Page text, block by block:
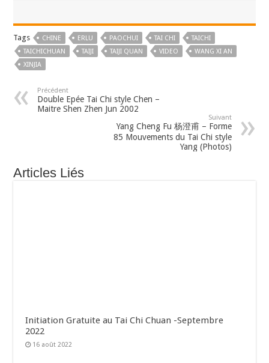
Tags CHINE ERLU PAOCHUI TAI CHI
TAICHI
TAICHICHUAN
TAIJI TAIJI QUAN VIDEO
WANG XI AN
XINJIA
Précédent
Double Epée Tai Chi style Chen –
Maitre Shen Zhen Jun 2002
Suivant
Yang Cheng Fu 杨澄甫 – Forme
85 Mouvements du Tai Chi style
Yang (Photos)
Articles Liés
Initiation Gratuite au Tai Chi Chuan -Septembre
2022
16 août 2022